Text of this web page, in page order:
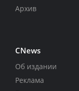
Архив
CNews
Об издании
Реклама